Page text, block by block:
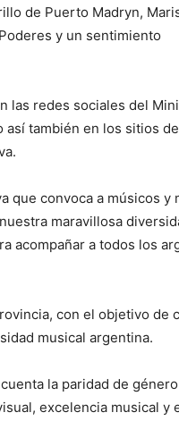
de Puerto Madryn,
y un sentimiento
las redes sociales del
así también en los sitios
que convoca a músicos y
maravillosa
acompañar a todos los
con el objetivo de
musical argentina.
la paridad de
excelencia musical y